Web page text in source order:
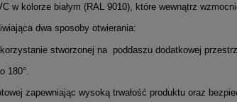
w kolorze białym (RAL 9010), które wewnątrz
dwa sposoby otwierania:
stworzonej na poddaszu dodatkowej
180°.
zapewniając wysoką trwałość produktu oraz